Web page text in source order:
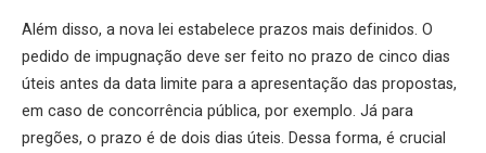
Além disso, a nova lei estabelece prazos mais definidos. O
pedido de impugnação deve ser feito no prazo de cinco dias
úteis antes da data limite para a apresentação das propostas,
em caso de concorrência pública, por exemplo. Já para
pregões, o prazo é de dois dias úteis. Dessa forma, é crucial